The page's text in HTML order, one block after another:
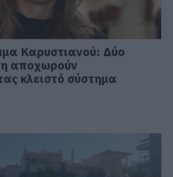
Καρυστιανού: Δύο
αποχωρούν
κλειστό σύστημα